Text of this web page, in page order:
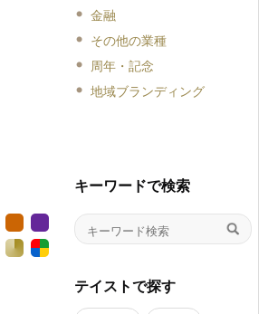
金融
その他の業種
周年・記念
地域ブランディング
キーワードで検索
テイストで探す